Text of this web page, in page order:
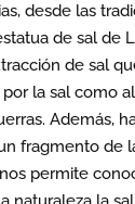
desde las
de sal de
de sal
la sal como
Además,
fragmento de
permite